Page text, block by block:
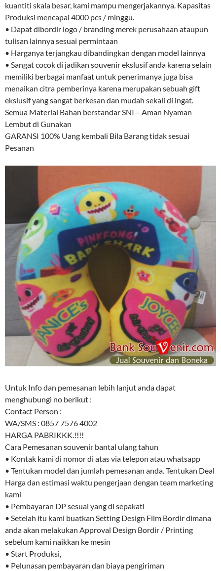
kuantiti skala besar, kami mampu mengerjakannya. Kapasitas
Produksi mencapai 4000 pcs / minggu.
• Dapat dibordir logo / branding merek perusahaan ataupun
tulisan lainnya sesuai permintaan
• Harganya terjangkau dibandingkan dengan model lainnya
• Sangat cocok di jadikan souvenir ekslusif anda karena selain
memiliki berbagai manfaat untuk penerimanya juga bisa
menaikan citra pemberinya karena merupakan sebuah gift
ekslusif yang sangat berkesan dan mudah sekali di ingat.
Semua Material Bahan berstandar SNI – Aman Nyaman
Lembut di Gunakan
GARANSI 100% Uang kembali Bila Barang tidak sesuai
Pesanan
Untuk Info dan pemesanan lebih lanjut anda dapat
menghubungi no berikut :
Contact Person :
WA/SMS : 0857 7576 4002
HARGA PABRIKKK.!!!!
Cara Pemesanan souvenir bantal ulang tahun
• Kontak kami di nomor di atas via telepon atau whatsapp
• Tentukan model dan jumlah pemesanan anda. Tentukan Deal
Harga dan estimasi waktu pengerjaan dengan team marketing
kami
• Pembayaran DP sesuai yang di sepakati
• Setelah itu kami buatkan Setting Design Film Bordir dimana
anda akan melakukan Approval Design Bordir / Printing
sebelum kami naikkan ke mesin
• Start Produksi,
• Pelunasan pembayaran dan biaya pengiriman